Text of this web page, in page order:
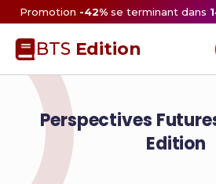
Promotion -42% se terminant dans
BTS Edition
Perspectives
Edition